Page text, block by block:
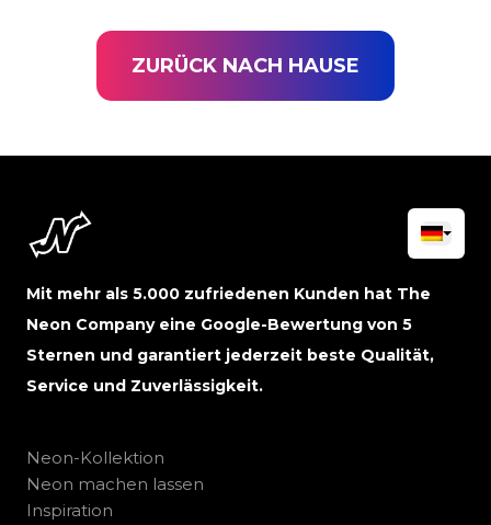
ZURÜCK NACH HAUSE
Mit mehr als 5.000 zufriedenen Kunden hat The
Neon Company eine Google-Bewertung von 5
Sternen und garantiert jederzeit beste Qualität,
Service und Zuverlässigkeit.
Neon-Kollektion
Neon machen lassen
Inspiration